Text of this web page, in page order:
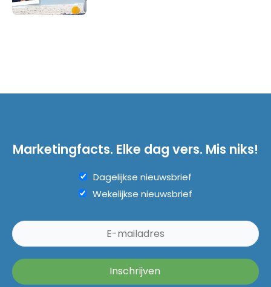
Marketingfacts. Elke dag vers. Mis niks!
Dagelijkse nieuwsbrief
Wekelijkse nieuwsbrief